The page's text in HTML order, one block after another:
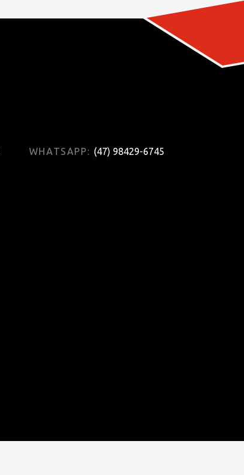
WHATSAPP: (47) 98429-6745